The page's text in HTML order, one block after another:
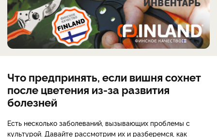
Что предпринять, если вишня сохнет
после цветения из-за развития
болезней
Есть несколько заболеваний, вызывающих проблемы с
культурой. Давайте рассмотрим их и разберемся, как